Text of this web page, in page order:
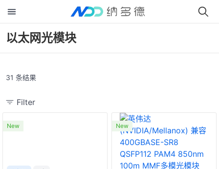
以太网光模块
31 条结果
Filter
New New